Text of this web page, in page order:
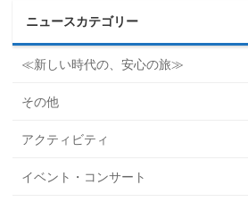
ニュースカテゴリー
≪新しい時代の、安心の旅≫
その他
アクティビティ
イベント・コンサート